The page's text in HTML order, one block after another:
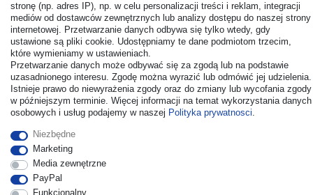
© Copyright 2026 | Wszelkie prawa zastrzezone. - All rights
reserved. Prices incl. VAT. 19% VAT Basic prices see article detail
| * Applies to deliveries to the UK!
stronę (np. adres IP), np. w celu personalizacji treści i reklam, integracji
mediów od dostawców zewnętrznych lub analizy dostępu do naszej strony
internetowej. Przetwarzanie danych odbywa się tylko wtedy, gdy
ustawione są pliki cookie. Udostępniamy te dane podmiotom trzecim,
które wymieniamy w ustawieniach.
Przetwarzanie danych może odbywać się za zgodą lub na podstawie
uzasadnionego interesu. Zgodę można wyrazić lub odmówić jej udzielenia.
Istnieje prawo do niewyrażenia zgody oraz do zmiany lub wycofania zgody
w późniejszym terminie. Więcej informacji na temat wykorzystania danych
osobowych i usług podajemy w naszej Polityka prywatnosci.
Niezbędne
Marketing
Media zewnętrzne
PayPal
Funkcjonalny
Odstąp od umowy tutaj Kontakt